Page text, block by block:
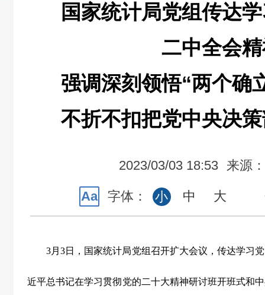
国家统计局党组传达
二中全会
强调深刻领悟“两个确
不折不扣把党中央决
2023/03/03 18:53 来源
Aa 字体： 小 中 大
3月3日，国家统计局党组召开扩大会议，传达学习
近平总书记在学习贯彻党的二十大精神研讨班开班式和